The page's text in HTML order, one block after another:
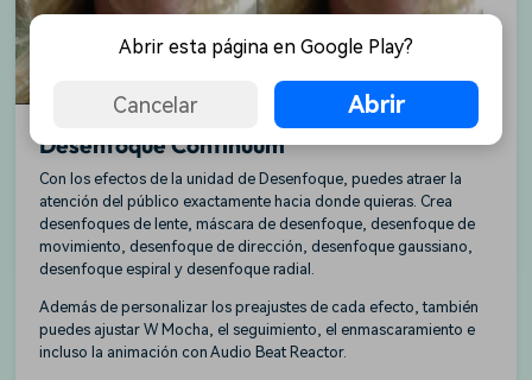
Desenfoque Continuum
Con los efectos de la unidad de Desenfoque, puedes atraer la
atención del público exactamente hacia donde quieras. Crea
desenfoques de lente, máscara de desenfoque, desenfoque de
movimiento, desenfoque de dirección, desenfoque gaussiano,
desenfoque espiral y desenfoque radial.
Además de personalizar los preajustes de cada efecto, también
puedes ajustar W Mocha, el seguimiento, el enmascaramiento e
incluso la animación con Audio Beat Reactor.
Abrir esta página en Google Play?
Cancelar Abrir